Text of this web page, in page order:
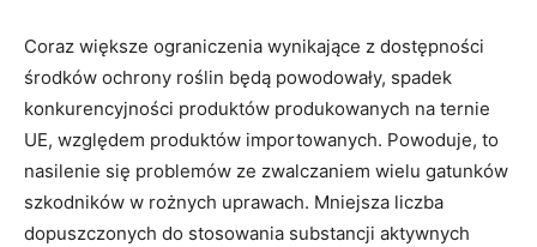
Coraz większe ograniczenia wynikające z dostępności
środków ochrony roślin będą powodowały, spadek
konkurencyjności produktów produkowanych na ternie
UE, względem produktów importowanych. Powoduje, to
nasilenie się problemów ze zwalczaniem wielu gatunków
szkodników w rożnych uprawach. Mniejsza liczba
dopuszczonych do stosowania substancji aktywnych